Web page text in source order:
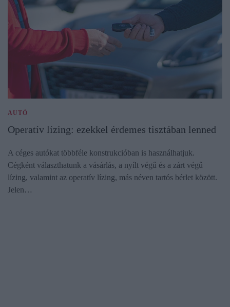
AUTÓ
Operatív lízing: ezekkel érdemes tisztában lenned
A céges autókat többféle konstrukcióban is használhatjuk.
Cégként választhatunk a vásárlás, a nyílt végű és a zárt végű
lízing, valamint az operatív lízing, más néven tartós bérlet között.
Jelen…